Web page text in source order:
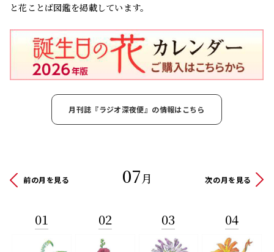
と花ことば図鑑を掲載しています。
月刊誌『ラジオ深夜便』の情報はこちら
前の月を見る 07月 次の月を見る
01 02 03 04